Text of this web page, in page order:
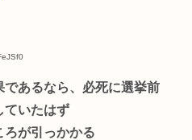
であるなら、必死に選挙前
ていたはず
ろが引っかかる